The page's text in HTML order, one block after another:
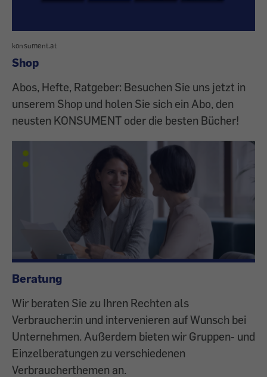
konsument.at
Shop
Abos, Hefte, Ratgeber: Besuchen Sie uns jetzt in
unserem Shop und holen Sie sich ein Abo, den
neusten KONSUMENT oder die besten Bücher!
Beratung
Wir beraten Sie zu Ihren Rechten als
Verbraucher:in und intervenieren auf Wunsch bei
Unternehmen. Außerdem bieten wir Gruppen- und
Einzelberatungen zu verschiedenen
Verbraucherthemen an.